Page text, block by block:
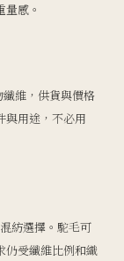
感。
維，供貨與價格
與用途，不必用
紡選擇。駝毛可
仍受纖維比例和織